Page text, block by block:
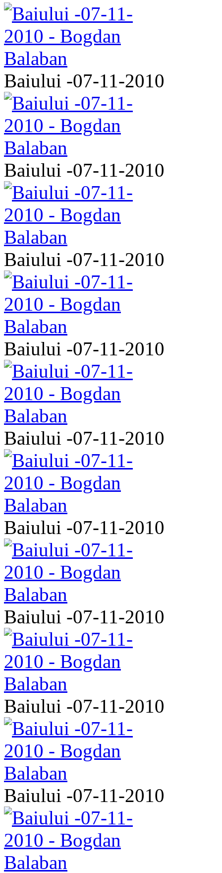
Baiului -07-11-2010
Baiului -07-11-2010
Baiului -07-11-2010
Baiului -07-11-2010
Baiului -07-11-2010
Baiului -07-11-2010
Baiului -07-11-2010
Baiului -07-11-2010
Baiului -07-11-2010